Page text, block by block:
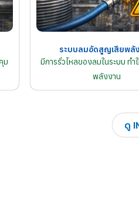
ม
ระบบลมอัดสูญเสียพลั
มีการรั่วไหลของลมในระบบ ทำ
พลังงาน
ดู